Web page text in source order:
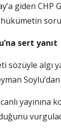
giden CHP
sert yanıt
sözüyle algı
yayınına